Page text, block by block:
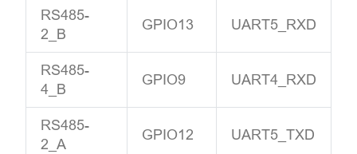
RS485-
2_B
GPIO13 UART5_RXD
RS485-
4_B
GPIO9 UART4_RXD
RS485-
2_A
GPIO12 UART5_TXD